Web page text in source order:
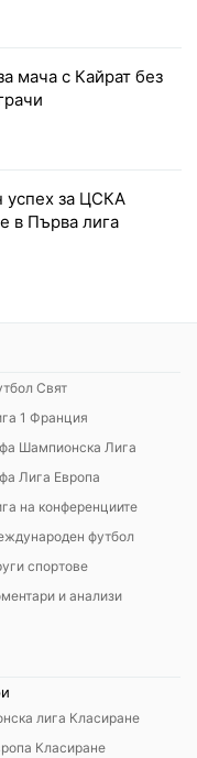
мача с Кайрат без
успех за ЦСКА
в Първа лига
Свят
1 Франция
Шампионска Лига
Лига Европа
на конференциите
футбол
спортове
и анализи
лига Класиране
Класиране